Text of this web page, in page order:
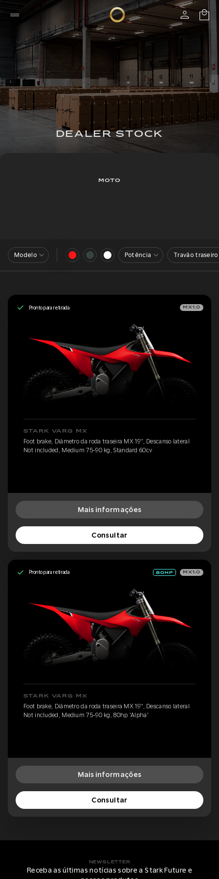
DEALER STOCK
MOTO
Modelo Potência Travão traseiro
Pronto para retirada MX1.0
STARK VARG MX
Foot brake, Diâmetro da roda traseira MX 19'', Descanso lateral
Not included, Medium 75-90 kg, Standard 60cv
Mais informações
Consultar
Pronto para retirada MX1.0
STARK VARG MX
Foot brake, Diâmetro da roda traseira MX 19'', Descanso lateral
Not included, Medium 75-90 kg, 80hp 'Alpha'
Mais informações
Consultar
NEWSLETTER
Receba as últimas notícias sobre a Stark Future e